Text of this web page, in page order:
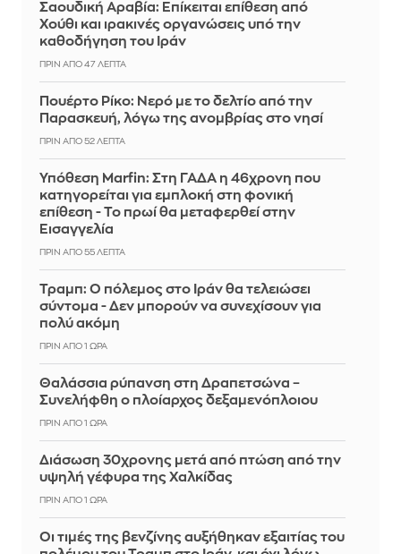
Σαουδική Αραβία: Επίκειται επίθεση από
Χούθι και ιρακινές οργανώσεις υπό την
καθοδήγηση του Ιράν
ΠΡΙΝ ΑΠΌ 47 ΛΕΠΤΆ
Πουέρτο Ρίκο: Νερό με το δελτίο από την
Παρασκευή, λόγω της ανομβρίας στο νησί
ΠΡΙΝ ΑΠΌ 52 ΛΕΠΤΆ
Υπόθεση Marfin: Στη ΓΑΔΑ η 46χρονη που
κατηγορείται για εμπλοκή στη φονική
επίθεση - Το πρωί θα μεταφερθεί στην
Εισαγγελία
ΠΡΙΝ ΑΠΌ 55 ΛΕΠΤΆ
Τραμπ: Ο πόλεμος στο Ιράν θα τελειώσει
σύντομα - Δεν μπορούν να συνεχίσουν για
πολύ ακόμη
ΠΡΙΝ ΑΠΌ 1 ΏΡΑ
Θαλάσσια ρύπανση στη Δραπετσώνα –
Συνελήφθη ο πλοίαρχος δεξαμενόπλοιου
ΠΡΙΝ ΑΠΌ 1 ΏΡΑ
Διάσωση 30χρονης μετά από πτώση από την
υψηλή γέφυρα της Χαλκίδας
ΠΡΙΝ ΑΠΌ 1 ΏΡΑ
Οι τιμές της βενζίνης αυξήθηκαν εξαιτίας του